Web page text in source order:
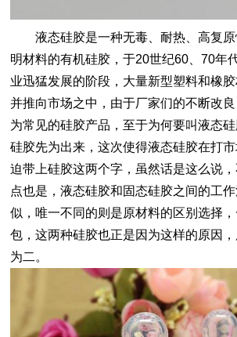
液态硅胶是一种无毒、耐热、高复
明材料的有机硅胶，于20世纪60、70年
业迅猛发展的阶段，大量新型塑料和橡胶
并推向市场之中，由于厂家们的不断改
为常见的硅胶产品，至于为何要叫液态硅
硅胶先为出来，这次使得液态硅胶在打
迫带上硅胶这两个字，虽然话是这么说
点也是，液态硅胶和固态硅胶之间的工
似，唯一不同的则是原材料的区别选择
包，这两种硅胶也正是因为这样的原因
为二。